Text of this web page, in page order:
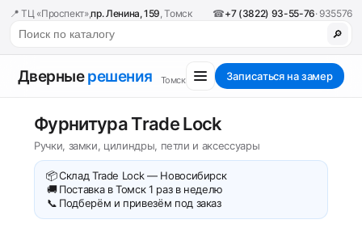
📍 ТЦ «Проспект»,пр. Ленина, 159, Томск ☎+7 (3822) 93-55-76· 935576
🔎
Дверныерешения Томск Записаться на замер
Фурнитура Trade Lock
Ручки, замки, цилиндры, петли и аксессуары
📦Склад Trade Lock — Новосибирск
🚚 Поставка в Томск 1 раз в неделю
📞 Подберём и привезём под заказ